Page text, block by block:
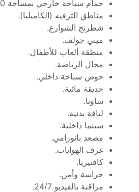
حمام سباحة خارجي بمساحة 500 م2.
مناطق الترفيه (الكاميليا).
شطرنج الشوارع.
ميني جولف.
منطقة ألعاب للأطفال.
مجال الرياضة.
حوض سباحة داخلي.
حديقة مائية.
ساونا.
لياقة بدنية.
سينما داخلية.
مصعد بانورامي.
غرف الهوايات.
كافتيريا.
حراسة وأمن.
مراقبة بالفيديو 24/7.